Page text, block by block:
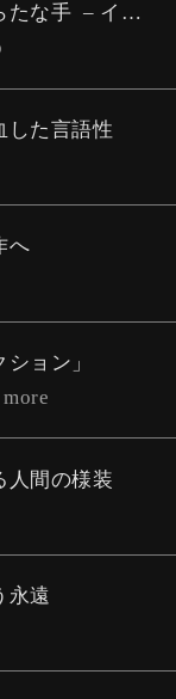
たな手
インターフェイスを読む #1
した言語性
へ
ョン」
人間の様装
永遠